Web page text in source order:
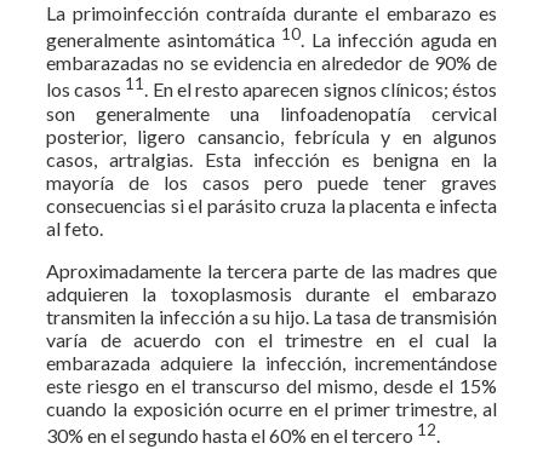
La primoinfección contraída durante el embarazo es
generalmente asintomática 10. La infección aguda en
embarazadas no se evidencia en alrededor de 90% de
los casos 11. En el resto aparecen signos clínicos; éstos
son generalmente una linfoadenopatía cervical
posterior, ligero cansancio, febrícula y en algunos
casos, artralgias. Esta infección es benigna en la
mayoría de los casos pero puede tener graves
consecuencias si el parásito cruza la placenta e infecta
al feto.
Aproximadamente la tercera parte de las madres que
adquieren la toxoplasmosis durante el embarazo
transmiten la infección a su hijo. La tasa de transmisión
varía de acuerdo con el trimestre en el cual la
embarazada adquiere la infección, incrementándose
este riesgo en el transcurso del mismo, desde el 15%
cuando la exposición ocurre en el primer trimestre, al
30% en el segundo hasta el 60% en el tercero 12.